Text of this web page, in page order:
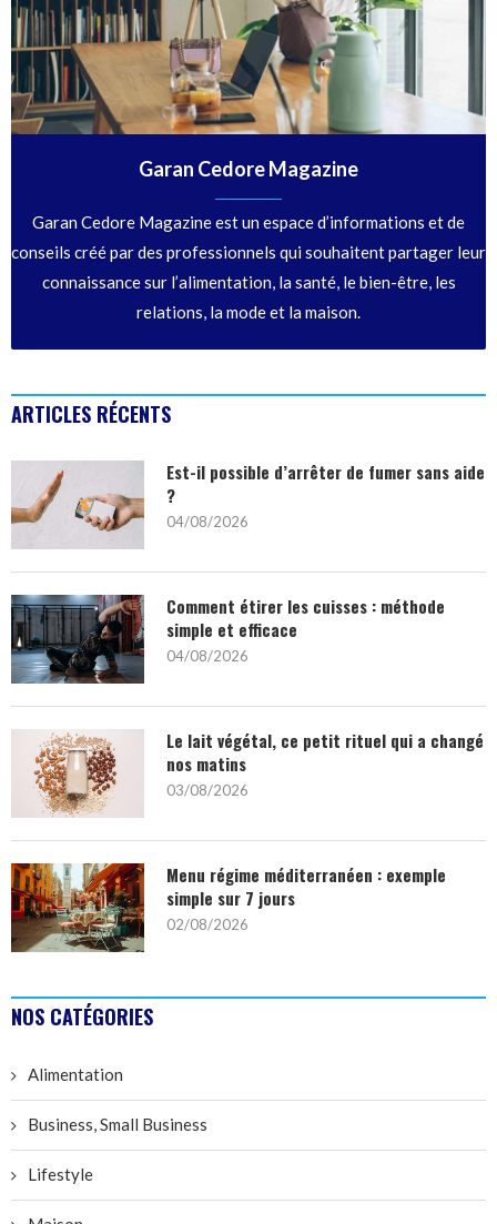
Garan Cedore Magazine
Garan Cedore Magazine est un espace d’informations et de
conseils créé par des professionnels qui souhaitent partager leur
connaissance sur l’alimentation, la santé, le bien-être, les
relations, la mode et la maison.
ARTICLES RÉCENTS
Est-il possible d’arrêter de fumer sans aide
?
04/08/2026
Comment étirer les cuisses : méthode
simple et efficace
04/08/2026
Le lait végétal, ce petit rituel qui a changé
nos matins
03/08/2026
Menu régime méditerranéen : exemple
simple sur 7 jours
02/08/2026
NOS CATÉGORIES
Alimentation
Business, Small Business
Lifestyle